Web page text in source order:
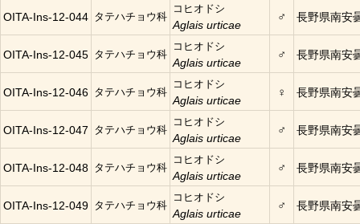
OITA-Ins-12-044 タテハチョウ科
コヒオドシ
Aglais urticae
♂ 長野県南安
OITA-Ins-12-045 タテハチョウ科
コヒオドシ
Aglais urticae
♂ 長野県南安
OITA-Ins-12-046 タテハチョウ科
コヒオドシ
Aglais urticae
♀ 長野県南安
OITA-Ins-12-047 タテハチョウ科
コヒオドシ
Aglais urticae
♂ 長野県南安
OITA-Ins-12-048 タテハチョウ科
コヒオドシ
Aglais urticae
♂ 長野県南安
OITA-Ins-12-049 タテハチョウ科
コヒオドシ
Aglais urticae
♂ 長野県南安